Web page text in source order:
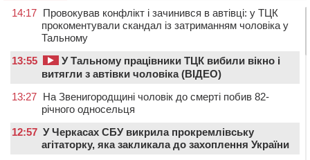
14:17 Провокував конфлікт і зачинився в автівці: у ТЦК
прокоментували скандал із затриманням чоловіка у
Тальному
13:55
У Тальному працівники ТЦК вибили вікно і
витягли з автівки чоловіка (ВІДЕО)
13:27 На Звенигородщині чоловік до смерті побив 82-
річного односельця
12:57 У Черкасах СБУ викрила прокремлівську
агітаторку, яка закликала до захоплення України